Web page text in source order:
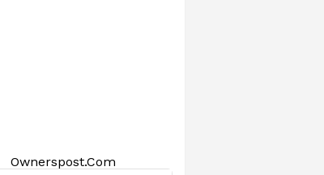
Ownerspost.Com